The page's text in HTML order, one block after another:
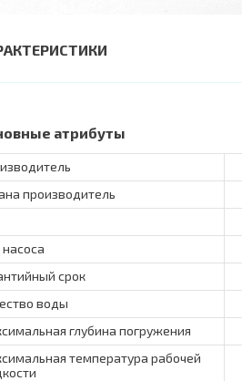
атрибуты
производитель
срок
воды
глубина погружения
температура рабочей